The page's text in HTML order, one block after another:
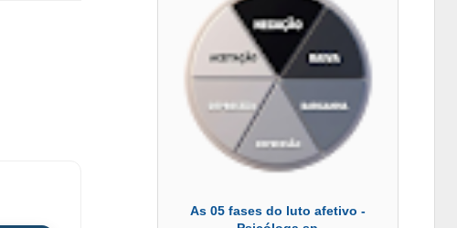
As 05 fases do luto afetivo -